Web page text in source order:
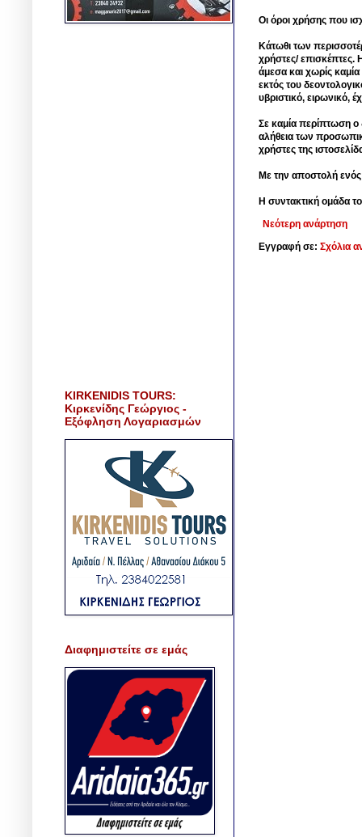
Οι όροι χρήσης που
Κάτωθι των
χρήστες/ επισκέπτες.
άμεσα και χωρίς
εκτός του
υβριστικό, ειρωνικό,
Σε καμία περίπτωση ο
αλήθεια των
χρήστες της
Με την αποστολή
Η συντακτική ομάδα
Νεότερη ανάρτηση
Εγγραφή σε: Σχόλια
KIRKENIDIS TOURS:
Κιρκενίδης Γεώργιος -
Εξόφληση Λογαριασμών
Διαφημιστείτε σε εμάς